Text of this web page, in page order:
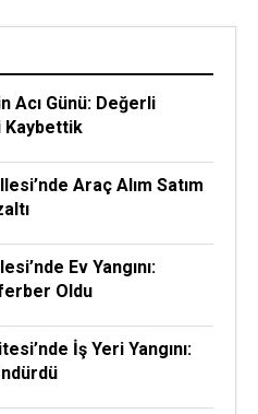
Acı Günü: Değerli
Kaybettik
Araç Alım Satım
Ev Yangını:
Oldu
İş Yeri Yangını: